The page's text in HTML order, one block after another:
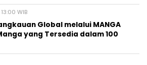
WIB
Global melalui MANGA
yang Tersedia dalam 100